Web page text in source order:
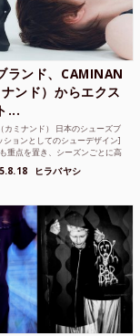
ランド、CAMINAN
ンド）からエクス
...
カミナンド） 日本のシューズブ
ションとしてのシューデザイン]
重点を置き、シーズンごとに高
ヒラバヤシ